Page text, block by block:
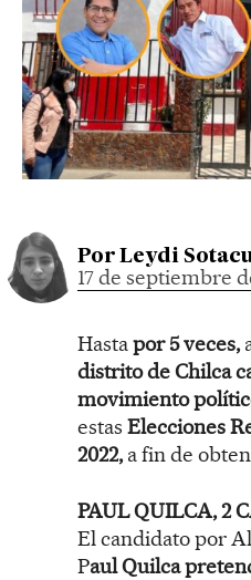
Por Leydi
17 de septiembre
Hastapor 5 veces,
distrito de Chilca
movimiento
estas Elecciones
2022, a fin de
PAUL QUILCA, 2
El candidato por
Paul Quilca